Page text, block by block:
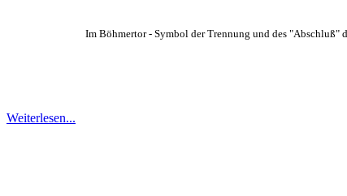
Im Böhmertor - Symbol der Trennung und des "Abschluß"
Weiterlesen...